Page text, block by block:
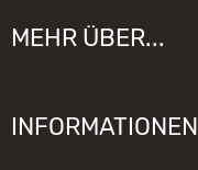
MEHR ÜBER...
Lieferzeit
INFORMATIONEN